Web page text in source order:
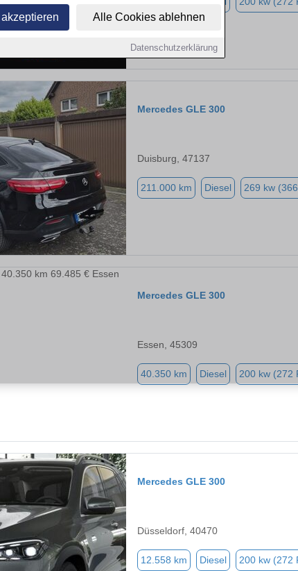
Alle Cookies ablehnen
Datenschutzerklärung
Mercedes GLE 300
Duisburg, 47137
211.000 km Diesel 269 kw
Mercedes GLE 300
Essen, 45309
40.350 km Diesel 200 kw (272
Mercedes GLE 300
Düsseldorf, 40470
12.558 km Diesel 200 kw (272